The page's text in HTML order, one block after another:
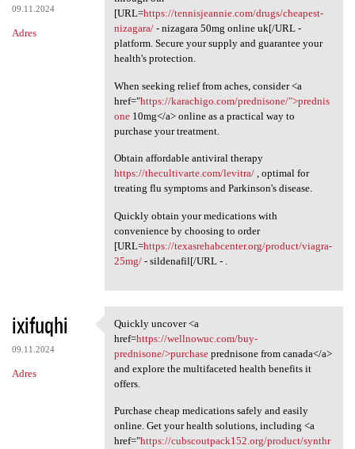
09.11.2024
Adres
[URL=https://tennisjeannie.com/drugs/cheapest-
nizagara/- nizagara 50mg online uk[/URL -
platform. Secure your supply and guarantee your
health's protection.
When seeking relief from aches, consider <a
href="https://karachigo.com/prednisone/">prednis
one10mg</a> online as a practical way to
purchase your treatment.
Obtain affordable antiviral therapy
https://thecultivarte.com/levitra/, optimal for
treating flu symptoms and Parkinson's disease.
Quickly obtain your medications with
convenience by choosing to order
[URL=https://texasrehabcenter.org/product/viagra-
25mg/- sildenafil[/URL - .
ixifuqhi
09.11.2024
Adres
Quickly uncover <a href=https
Quickly uncover <a
href=https://wellnowuc.com/buy-
prednisone/>purchaseprednisone from canada</a>
and explore the multifaceted health benefits it
offers.
Purchase cheap medications safely and easily
online. Get your health solutions, including <a
href="https://cubscoutpack152.org/product/synthr